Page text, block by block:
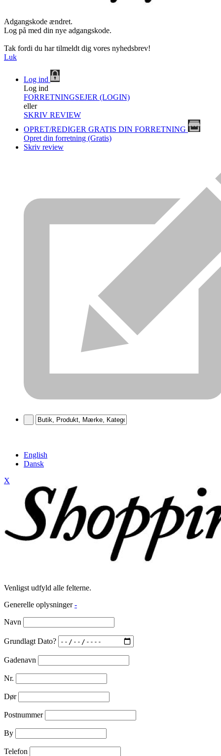
Adgangskode ændret.
Log på med din nye adgangskode.
Tak fordi du har tilmeldt dig vores nyhedsbrev!
Luk
Log ind
Log ind
FORRETNINGSEJER (LOGIN)
eller
SKRIV REVIEW
OPRET/REDIGER GRATIS DIN FORRETNING
Opret din forretning (Gratis)
Skriv review
English
Dansk
X
Venligst udfyld alle felterne.
Generelle oplysninger -
Navn
Grundlagt Dato?
Gadenavn
Nr.
Dør
Postnummer
By
Telefon